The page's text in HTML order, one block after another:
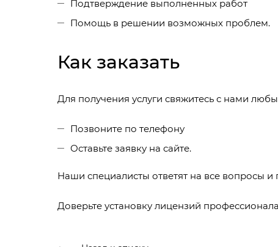
Подтверждение выполненных работ
Помощь в решении возможных проблем.
Как заказать
Для получения услуги свяжитесь с нами
Позвоните по телефону
Оставьте заявку на сайте.
Наши специалисты ответят на все вопросы
Доверьте установку лицензий